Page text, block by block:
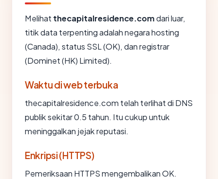
Melihat thecapitalresidence.comdari luar,
titik data terpenting adalah negara hosting
(Canada), status SSL (OK), dan registrar
(Dominet (HK) Limited).
Waktu di web terbuka
thecapitalresidence.com telah terlihat di DNS
publik sekitar 0.5 tahun. Itu cukup untuk
meninggalkan jejak reputasi.
Enkripsi (HTTPS)
Pemeriksaan HTTPS mengembalikan OK.